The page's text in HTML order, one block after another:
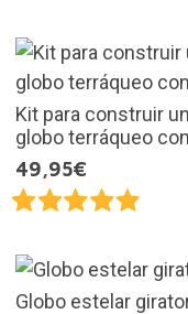
Kit para construir un
globo terráqueo
49,95€
Globo estelar